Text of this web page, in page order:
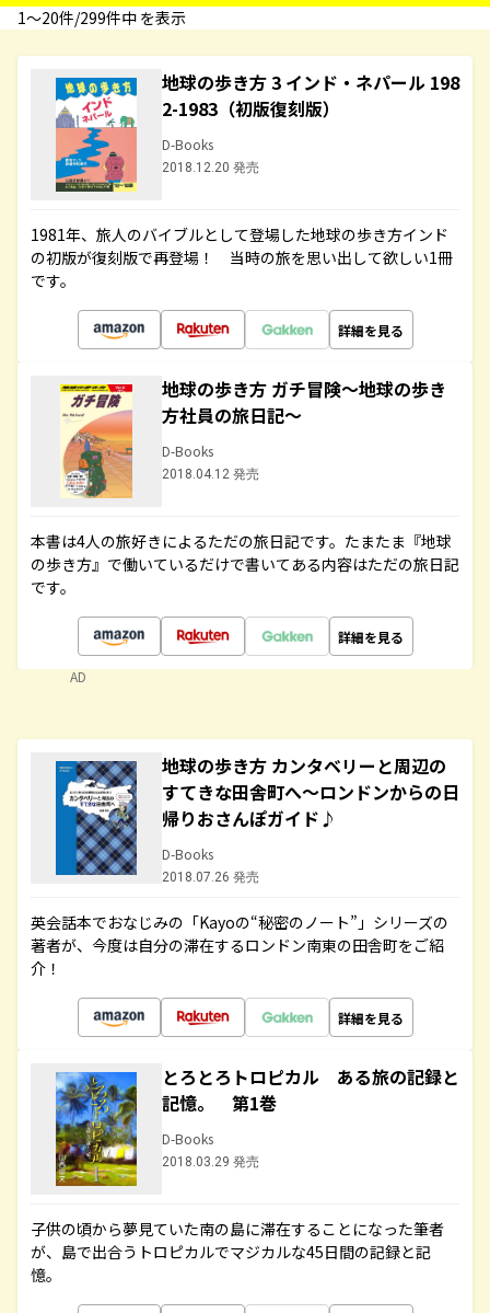
1〜20件/299件中 を表示
地球の歩き方 3 インド・ネパール 198
2-1983（初版復刻版）
D-Books
2018.12.20 発売
1981年、旅人のバイブルとして登場した地球の歩き方インド
の初版が復刻版で再登場！ 当時の旅を思い出して欲しい1冊
です。
詳細を見る
地球の歩き方 ガチ冒険～地球の歩き
方社員の旅日記～
D-Books
2018.04.12 発売
本書は4人の旅好きによるただの旅日記です。たまたま『地球
の歩き方』で働いているだけで書いてある内容はただの旅日記
です。
詳細を見る
AD
地球の歩き方 カンタベリーと周辺の
すてきな田舎町へ～ロンドンからの日
帰りおさんぽガイド♪
D-Books
2018.07.26 発売
英会話本でおなじみの「Kayoの“秘密のノート”」シリーズの
著者が、今度は自分の滞在するロンドン南東の田舎町をご紹
介！
詳細を見る
とろとろトロピカル ある旅の記録と
記憶。 第1巻
D-Books
2018.03.29 発売
子供の頃から夢見ていた南の島に滞在することになった筆者
が、島で出合うトロピカルでマジカルな45日間の記録と記
憶。